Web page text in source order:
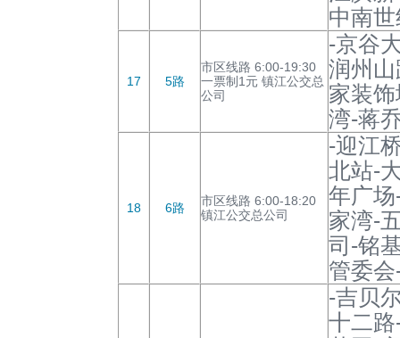
中南
17 5路
市区线路 6:00-19:30
一票制1元 镇江公交总
公司
-京谷
润州
家装
湾-蒋
18 6路
市区线路 6:00-18:20
镇江公交总公司
-迎江
北站-
年广
家湾-
司-铭
管委
-吉贝
十二